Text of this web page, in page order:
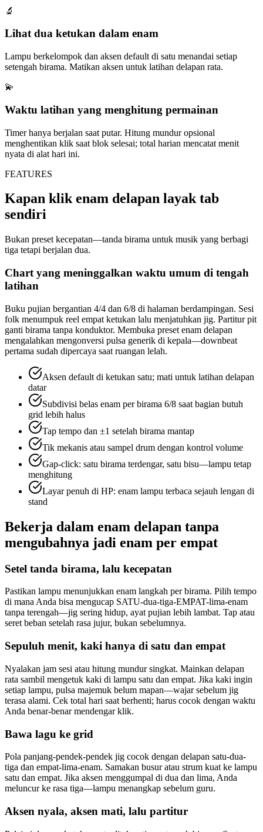
🔬
Lihat dua ketukan dalam enam
Lampu berkelompok dan aksen default di satu menandai setiap
setengah birama. Matikan aksen untuk latihan delapan rata.
💫
Waktu latihan yang menghitung permainan
Timer hanya berjalan saat putar. Hitung mundur opsional
menghentikan klik saat blok selesai; total harian mencatat menit
nyata di alat hari ini.
FEATURES
Kapan klik enam delapan layak tab
sendiri
Bukan preset kecepatan—tanda birama untuk musik yang berbagi
tiga tetapi berjalan dua.
Chart yang meninggalkan waktu umum di tengah
latihan
Buku pujian bergantian 4/4 dan 6/8 di halaman berdampingan. Sesi
folk menumpuk reel empat ketukan lalu menjatuhkan jig. Partitur pit
ganti birama tanpa konduktor. Membuka preset enam delapan
mengalahkan mengonversi pulsa generik di kepala—downbeat
pertama sudah dipercaya saat ruangan lelah.
Aksen default di ketukan satu; mati untuk latihan delapan
datar
Subdivisi belas enam per birama 6/8 saat bagian butuh
grid lebih halus
Tap tempo dan ±1 setelah birama mantap
Tik mekanis atau sampel drum dengan kontrol volume
Gap-click: satu birama terdengar, satu bisu—lampu tetap
menghitung
Layar penuh di HP: enam lampu terbaca sejauh lengan di
stand
Bekerja dalam enam delapan tanpa
mengubahnya jadi enam per empat
Setel tanda birama, lalu kecepatan
Pastikan lampu menunjukkan enam langkah per birama. Pilih tempo
di mana Anda bisa mengucap SATU-dua-tiga-EMPAT-lima-enam
tanpa terengah—jig sering hidup, ayat pujian lebih lambat. Tap atau
seret beban setelah rasa jujur, bukan sebelumnya.
Sepuluh menit, kaki hanya di satu dan empat
Nyalakan jam sesi atau hitung mundur singkat. Mainkan delapan
rata sambil mengetuk kaki di lampu satu dan empat. Jika kaki ingin
setiap lampu, pulsa majemuk belum mapan—wajar sebelum jig
terasa alami. Cek total hari saat berhenti; harus cocok dengan waktu
Anda benar-benar mendengar klik.
Bawa lagu ke grid
Pola panjang-pendek-pendek jig cocok dengan delapan satu-dua-
tiga dan empat-lima-enam. Samakan busur atau strum kuat ke lampu
satu dan empat. Jika aksen menggumpal di dua dan lima, Anda
meluncur ke rasa tiga—lampu menangkap sebelum guru.
Aksen nyala, aksen mati, lalu partitur